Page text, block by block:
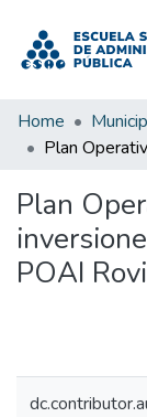
Home
Plan
POAI